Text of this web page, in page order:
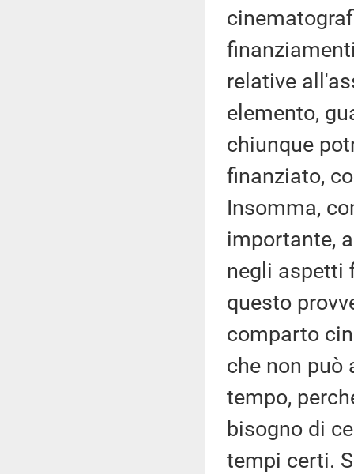
relative
elemento,
chiunque
finanziato,
Insomma,
importante,
negli aspetti
questo
comparto
che non può
tempo,
bisogno di
tempi certi.